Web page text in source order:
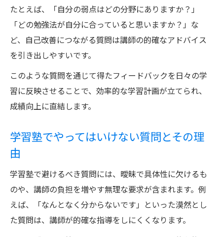
たとえば、「自分の弱点はどの分野にありますか？」
「どの勉強法が自分に合っていると思いますか？」な
ど、自己改善につながる質問は講師の的確なアドバイス
を引き出しやすいです。
このような質問を通じて得たフィードバックを日々の学
習に反映させることで、効率的な学習計画が立てられ、
成績向上に直結します。
学習塾でやってはいけない質問とその理
由
学習塾で避けるべき質問には、曖昧で具体性に欠けるも
のや、講師の負担を増やす無理な要求が含まれます。例
えば、「なんとなく分からないです」といった漠然とし
た質問は、講師が的確な指導をしにくくなります。